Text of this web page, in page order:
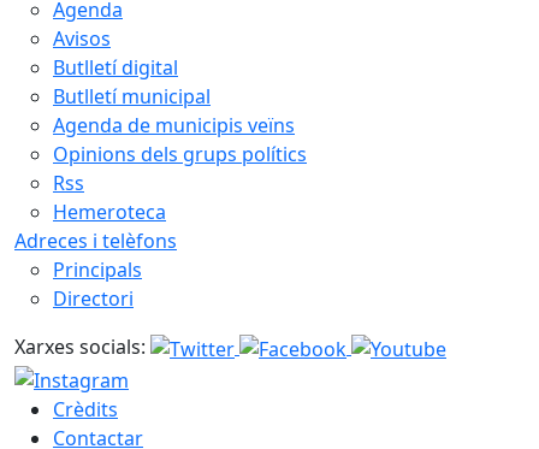
Agenda
Avisos
Butlletí digital
Butlletí municipal
Agenda de municipis veïns
Opinions dels grups polítics
Rss
Hemeroteca
Adreces i telèfons
Principals
Directori
Xarxes socials:
Crèdits
Contactar